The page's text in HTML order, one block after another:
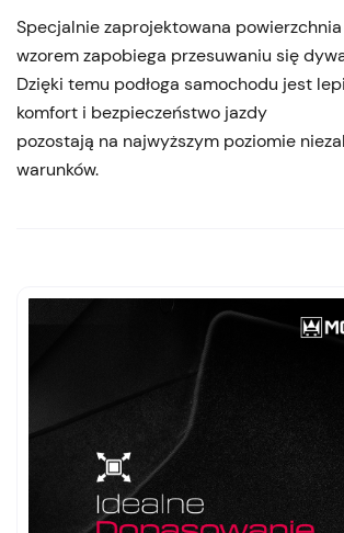
Specjalnie zaprojektowana
wzorem zapobiega przesuwaniu się
Dzięki temu podłoga samochodu jest
komfort i bezpieczeństwo jazdy
pozostają na najwyższym poziomie
warunków.